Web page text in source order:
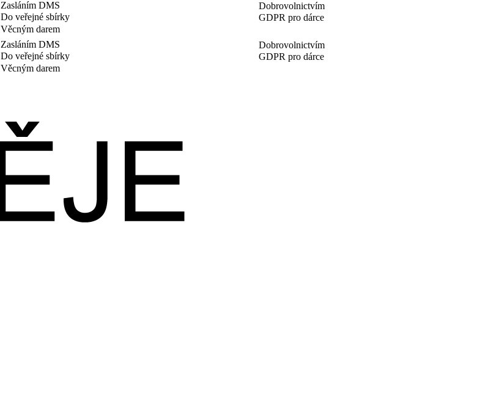
Zasláním DMS
Do veřejné sbírky
Věcným darem
Dobrovolnictvím
GDPR pro dárce
Zasláním DMS
Do veřejné sbírky
Věcným darem
Dobrovolnictvím
GDPR pro dárce